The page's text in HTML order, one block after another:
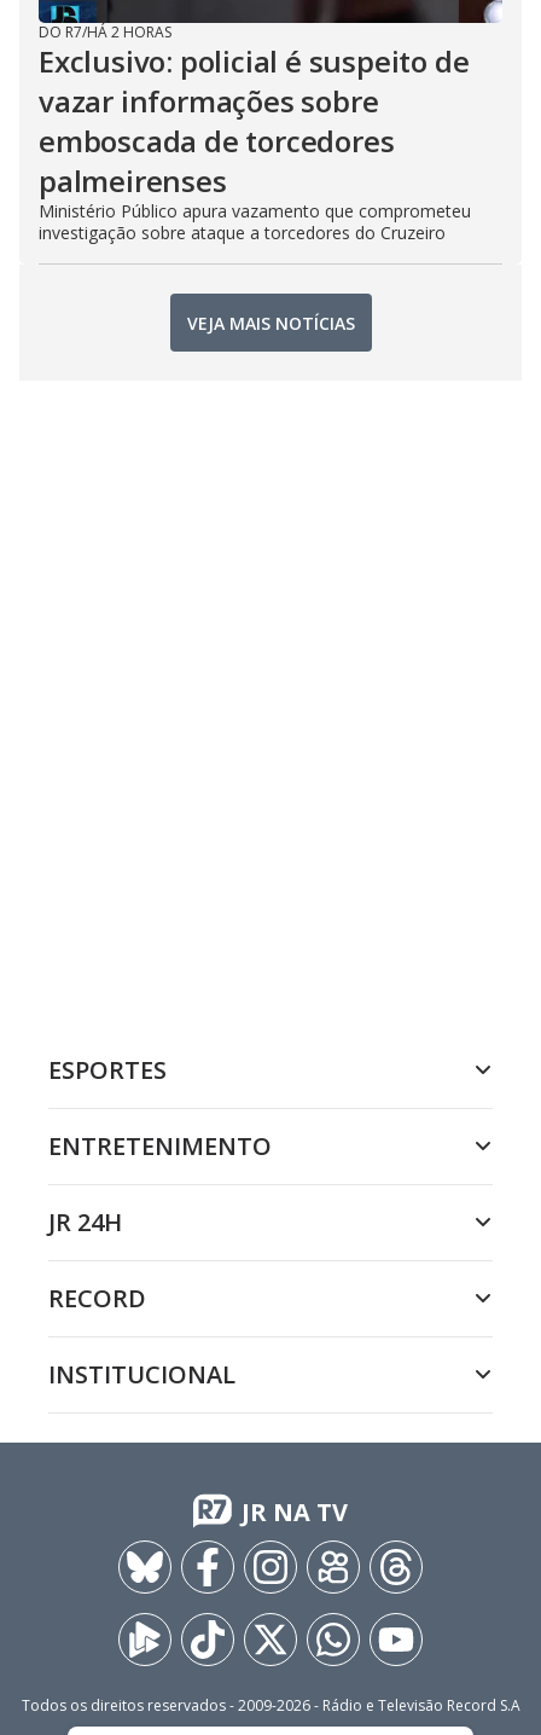
DO R7/HÁ 2 HORAS
Exclusivo: policial é suspeito de
vazar informações sobre
emboscada de torcedores
palmeirenses
Ministério Público apura vazamento que comprometeu
investigação sobre ataque a torcedores do Cruzeiro
VEJA MAIS NOTÍCIAS
ESPORTES
ENTRETENIMENTO
JR 24H
RECORD
INSTITUCIONAL
JR NA TV
Todos os direitos reservados - 2009-2026- Rádio e Televisão Record S.A